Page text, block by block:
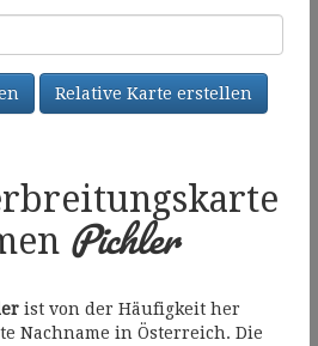
Relative Karte erstellen
Pichler
ist von der Häufigkeit her
Nachname in Österreich. Die